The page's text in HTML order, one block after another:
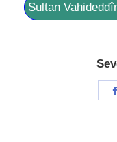
Sultan